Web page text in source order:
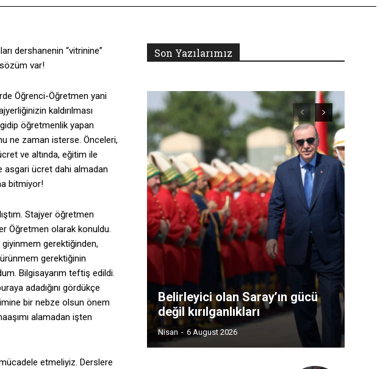
dershanenin “vitrinine”
var!
Öğrenci-Öğretmen yani
kaldırılması
öğretmenlik yapan
ne zaman isterse. Önceleri,
ve altında, eğitim ile
asgari ücret dahi almadan
bitmiyor!
Stajyer öğretmen
Öğretmen olarak konuldu.
giyinmem gerektiğinden,
gerektiğinin
Bilgisayarım teftiş edildi.
adadığını gördükçe
bir nebze olsun önem
alamadan işten
etmeliyiz. Derslere
Son Yazılarımız
Belirleyici olan Saray’ın gücü
değil kırılganlıkları
Nisan - 6 August 2026